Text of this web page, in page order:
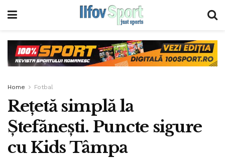
Home Fotbal
Reţetă simplă la
Ştefăneşti. Puncte sigure
cu Kids Tâmpa